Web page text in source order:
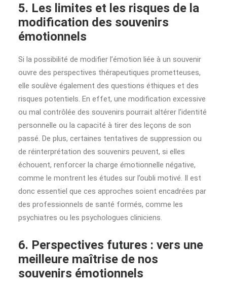
5. Les limites et les risques de la
modification des souvenirs
émotionnels
Si la possibilité de modifier l’émotion liée à un souvenir
ouvre des perspectives thérapeutiques prometteuses,
elle soulève également des questions éthiques et des
risques potentiels. En effet, une modification excessive
ou mal contrôlée des souvenirs pourrait altérer l’identité
personnelle ou la capacité à tirer des leçons de son
passé. De plus, certaines tentatives de suppression ou
de réinterprétation des souvenirs peuvent, si elles
échouent, renforcer la charge émotionnelle négative,
comme le montrent les études sur l’oubli motivé. Il est
donc essentiel que ces approches soient encadrées par
des professionnels de santé formés, comme les
psychiatres ou les psychologues cliniciens.
6. Perspectives futures : vers une
meilleure maîtrise de nos
souvenirs émotionnels